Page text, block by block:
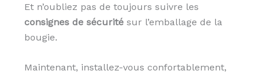
Et n’oubliez pas de toujours suivre les
consignes de sécuritésur l’emballage de la
bougie.
Maintenant, installez-vous confortablement,